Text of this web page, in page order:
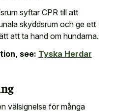
syftar CPR till att
skyddsrum och ge ett
att ta hand om hundarna.
see: Tyska Herdar
välsignelse för många